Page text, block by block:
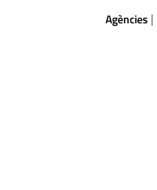
Agències |